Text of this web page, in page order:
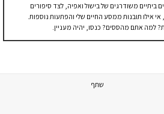
ביתיים משודרגים של בישול ואפיה, לצד סיפורים
אילו תובנות ממסע החיים שלי והפתעות נוספות.
למה אתם מהססים? כנסו, יהיה מעניין.
שתף